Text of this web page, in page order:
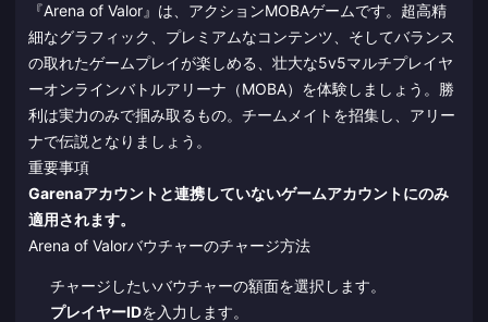
『Arena of Valor』は、アクションMOBAゲームです。超高精
細なグラフィック、プレミアムなコンテンツ、そしてバランス
の取れたゲームプレイが楽しめる、壮大な5v5マルチプレイヤ
ーオンラインバトルアリーナ（MOBA）を体験しましょう。勝
利は実力のみで掴み取るもの。チームメイトを招集し、アリー
ナで伝説となりましょう。
重要事項
Garenaアカウントと連携していないゲームアカウントにのみ
適用されます。
Arena of Valorバウチャーのチャージ方法
チャージしたいバウチャーの額面を選択します。
プレイヤーIDを入力します。